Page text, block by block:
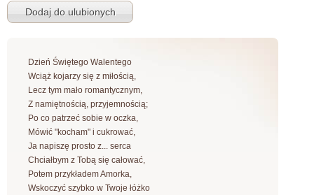
Dzień Świętego Walentego
Wciąż kojarzy się z miłością,
Lecz tym mało romantycznym,
Z namiętnością, przyjemnością;
Po co patrzeć sobie w oczka,
Mówić "kocham" i cukrować,
Ja napiszę prosto z... serca
Chciałbym z Tobą się całować,
Potem przykładem Amorka,
Wskoczyć szybko w Twoje łóżko